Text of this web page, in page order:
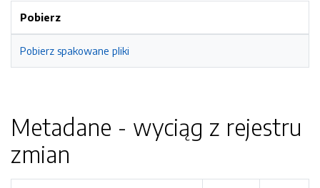
Pobierz
Pobierz spakowane pliki
Metadane - wyciąg z rejestru
zmian